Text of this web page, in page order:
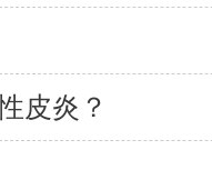
皮炎？